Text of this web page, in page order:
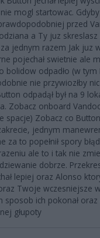
mogl startowac.
przed
a Ty juz skreslasz
jednym razem Jak juz
pojechał swietnie ale
bolidow odpadło (w tym
nie przywiozłby
odpadął był na 9
Zobacz onboard
spacje) Zobacz co
jednym
za to popełnił spory
ale to i tak nie
dobrze.
lepiej oraz Alonso
Twoje wczesniejsze
sposob ich pokonał oraz
głupoty